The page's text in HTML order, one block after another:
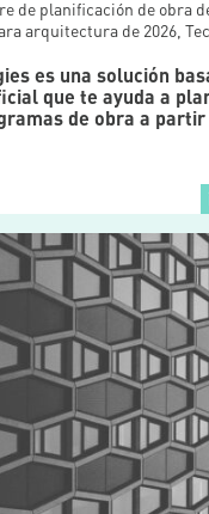
de planificación de obra
arquitectura de 2026
es una solución
que te ayuda a
de obra a partir